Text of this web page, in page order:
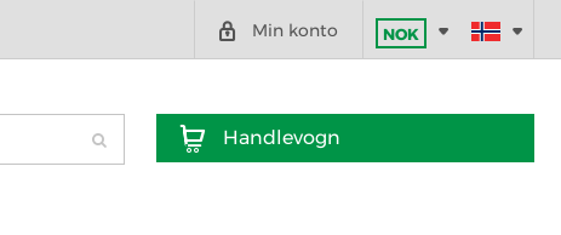
NOK
Min konto
Handlevogn